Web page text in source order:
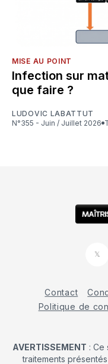
MISE AU POINT
Infection sur
que faire ?
LUDOVIC LABATTUT
N°355 - Juin / Juillet 2026
𝕏
Contact
Politique de
AVERTISSEMENT : Ce
traitements